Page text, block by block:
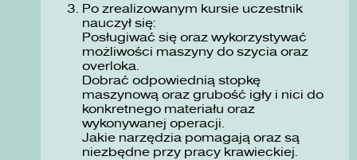
Po zrealizowanym kursie uczestnik
nauczył się:
Posługiwać się oraz wykorzystywać
możliwości maszyny do szycia oraz
overloka.
Dobrać odpowiednią stopkę
maszynową oraz grubość igły i nici do
konkretnego materiału oraz
wykonywanej operacji.
Jakie narzędzia pomagają oraz są
niezbędne przy pracy krawieckiej.